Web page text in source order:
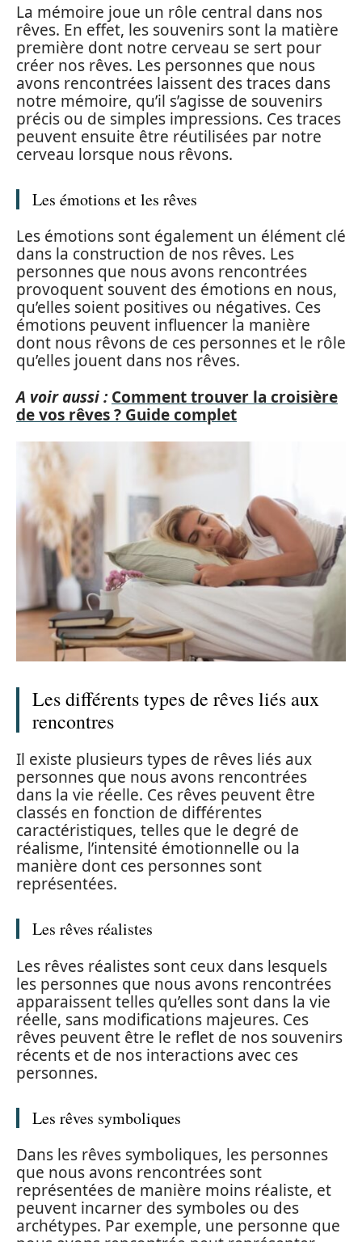
La mémoire joue un rôle central dans nos
rêves. En effet, les souvenirs sont la matière
première dont notre cerveau se sert pour
créer nos rêves. Les personnes que nous
avons rencontrées laissent des traces dans
notre mémoire, qu’il s’agisse de souvenirs
précis ou de simples impressions. Ces traces
peuvent ensuite être réutilisées par notre
cerveau lorsque nous rêvons.
Les émotions et les rêves
Les émotions sont également un élément clé
dans la construction de nos rêves. Les
personnes que nous avons rencontrées
provoquent souvent des émotions en nous,
qu’elles soient positives ou négatives. Ces
émotions peuvent influencer la manière
dont nous rêvons de ces personnes et le rôle
qu’elles jouent dans nos rêves.
A voir aussi : Comment trouver la croisière
de vos rêves ? Guide complet
Les différents types de rêves liés aux
rencontres
Il existe plusieurs types de rêves liés aux
personnes que nous avons rencontrées
dans la vie réelle. Ces rêves peuvent être
classés en fonction de différentes
caractéristiques, telles que le degré de
réalisme, l’intensité émotionnelle ou la
manière dont ces personnes sont
représentées.
Les rêves réalistes
Les rêves réalistes sont ceux dans lesquels
les personnes que nous avons rencontrées
apparaissent telles qu’elles sont dans la vie
réelle, sans modifications majeures. Ces
rêves peuvent être le reflet de nos souvenirs
récents et de nos interactions avec ces
personnes.
Les rêves symboliques
Dans les rêves symboliques, les personnes
que nous avons rencontrées sont
représentées de manière moins réaliste, et
peuvent incarner des symboles ou des
archétypes. Par exemple, une personne que